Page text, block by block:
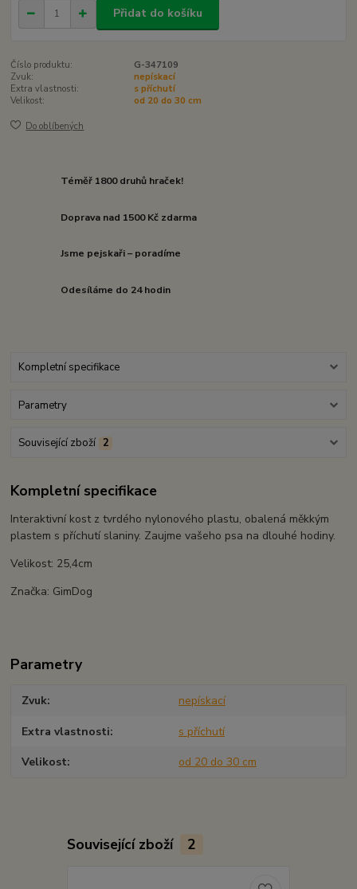
Přidat do košíku
Číslo produktu:
G-347109
Zvuk:
nepískací
Extra vlastnosti:
s příchutí
Velikost:
od 20 do 30 cm
Do oblíbených
Téměř 1800 druhů hraček!
Doprava nad 1500 Kč zdarma
Jsme pejskaři – poradíme
Odesíláme do 24 hodin
Kompletní specifikace
Parametry
Související zboží 2
Kompletní specifikace
Interaktivní kost z tvrdého nylonového plastu, obalená měkkým
plastem s příchutí slaniny. Zaujme vašeho psa na dlouhé hodiny.
Velikost: 25,4cm
Značka: GimDog
Parametry
Zvuk nepískací
Extra vlastnosti s příchutí
Velikost od 20 do 30 cm
Související zboží 2